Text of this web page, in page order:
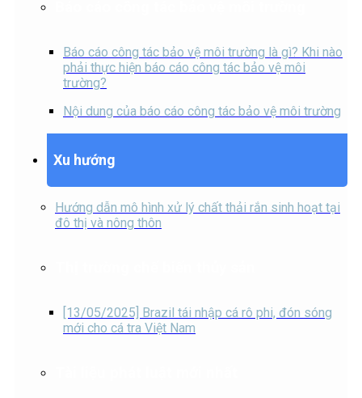
Báo cáo công tác bảo vệ môi trường là gì? Khi nào
phải thực hiện báo cáo công tác bảo vệ môi
trường?
Nội dung của báo cáo công tác bảo vệ môi trường
Xu hướng
Hướng dẫn mô hình xử lý chất thải rắn sinh hoạt tại
đô thị và nông thôn
[13/05/2025] Brazil tái nhập cá rô phi, đón sóng
mới cho cá tra Việt Nam